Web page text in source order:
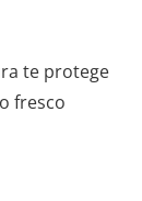
te protege
fresco